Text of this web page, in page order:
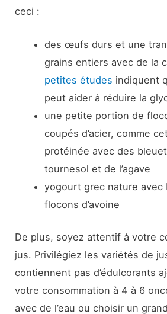
ceci :
des œufs durs et une
grains entiers avec de la
petites études indiquent
peut aider à réduire la
une petite portion de
coupés d’acier, comme
protéinée avec des
tournesol et de l’agave
yogourt grec nature avec
flocons d’avoine
De plus, soyez attentif à votre
jus. Privilégiez les variétés de
contiennent pas d’édulcorants
votre consommation à 4 à 6
avec de l’eau ou choisir un